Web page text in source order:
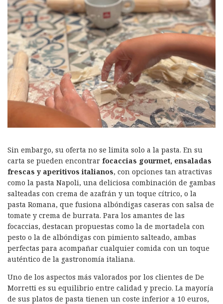
Sin embargo, su oferta no se limita solo a la pasta. En su
carta se pueden encontrar focaccias gourmet, ensaladas
frescas y aperitivos italianos, con opciones tan atractivas
como la pasta Napoli, una deliciosa combinación de gambas
salteadas con crema de azafrán y un toque cítrico, o la
pasta Romana, que fusiona albóndigas caseras con salsa de
tomate y crema de burrata. Para los amantes de las
focaccias, destacan propuestas como la de mortadela con
pesto o la de albóndigas con pimiento salteado, ambas
perfectas para acompañar cualquier comida con un toque
auténtico de la gastronomía italiana.
Uno de los aspectos más valorados por los clientes de De
Morretti es su equilibrio entre calidad y precio. La mayoría
de sus platos de pasta tienen un coste inferior a 10 euros,